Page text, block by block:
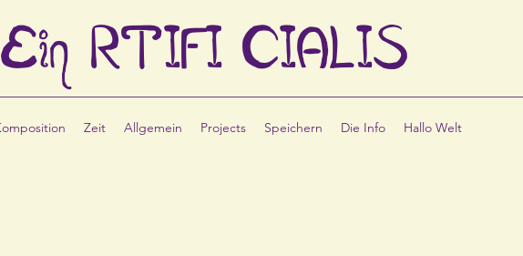
Ein RTIFI CIALIS
Zeit Allgemein Projects Speichern Die Info Hallo Welt